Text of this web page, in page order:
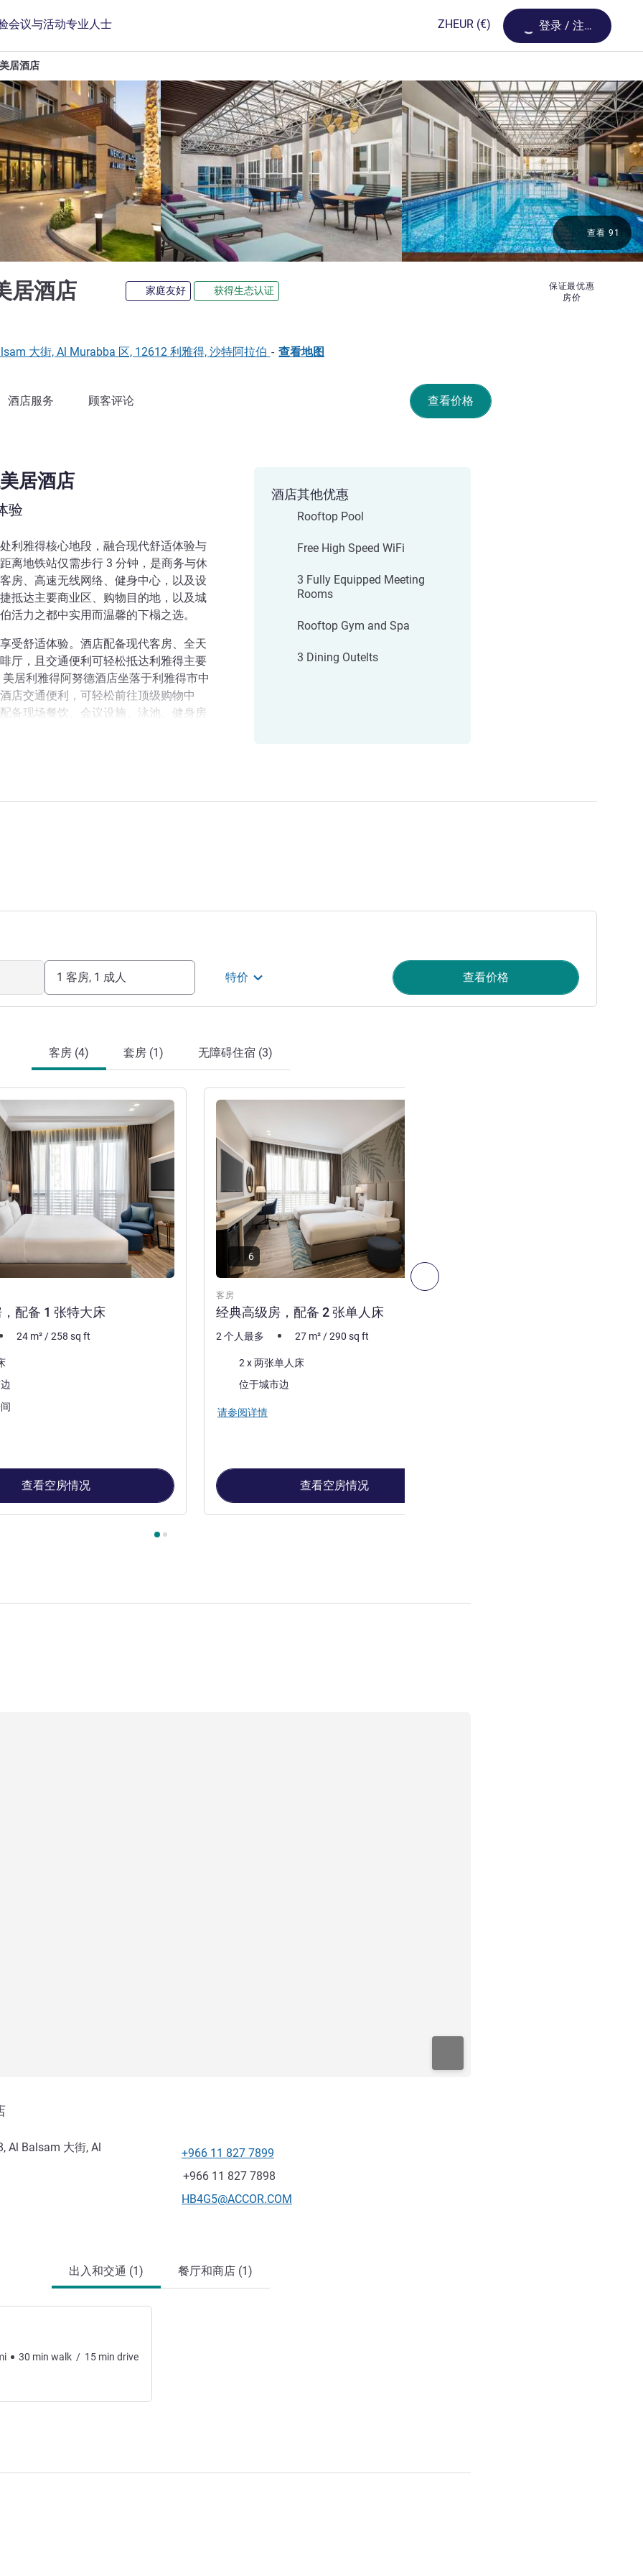
会议与活动专业人士 ZHEUR (€) Loading...
登录 / 注册
居酒店
居酒店 家庭友好 获得生态认证
保证最优惠
房价
查看 91
大街, Al Murabba 区, 12612 利雅得, 沙特阿拉伯 - 查看地图
查看价格
酒店服务 顾客评论
居酒店
验
利雅得核心地段，融合现代舒适体验与
离地铁站仅需步行 3 分钟，是商务与休
房、高速无线网络、健身中心，以及设
抵达主要商业区、购物目的地，以及城
活力之都中实用而温馨的下榻之选。
受舒适体验。酒店配备现代客房、全天
厅，且交通便利可轻松抵达利雅得主要
居利雅得阿努德酒店坐落于利雅得市中
店交通便利，可轻松前往顶级购物中
备现场餐饮、会议设施、泳池、健身房
酒店其他优惠
Rooftop Pool
Free High Speed WiFi
3 Fully Equipped Meeting
Rooms
Rooftop Gym and Spa
3 Dining Outelts
1 客房, 1 成人 特价 查看价格
客房 (4) 套房 (1) 无障碍住宿 (3)
下一个 - 客房
配备 1 张特大床
24 m² /258 sq ft
查看空房情况
客房
经典高级房，配备 2 张单人床
请参阅详情
6
2 个人最多 27 m² /290 sq ft
床上用品2 x 两张单人床
位于城市边
请参阅详情
查看空房情况
Al Balsam 大街, Al
电话
+966 11 827 7899
传真
+966 11 827 7898
联系电子邮件
HB4G5@ACCOR.COM
出入和交通 (1) 餐厅和商店 (1)
30 min walk / 15 min drive